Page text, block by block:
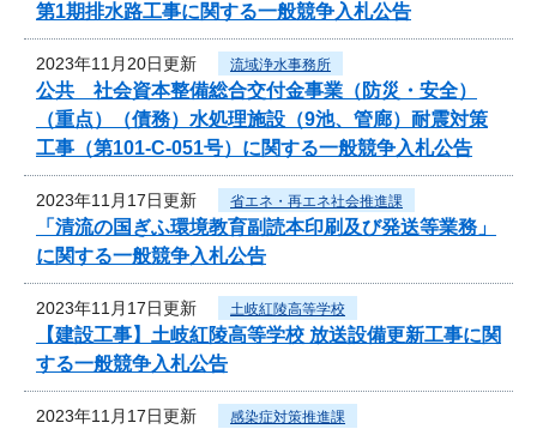
第1期排水路工事に関する一般競争入札公告
2023年11月20日更新 流域浄水事務所
公共 社会資本整備総合交付金事業（防災・安全）
（重点）（債務）水処理施設（9池、管廊）耐震対策
工事（第101-C-051号）に関する一般競争入札公告
2023年11月17日更新 省エネ・再エネ社会推進課
「清流の国ぎふ環境教育副読本印刷及び発送等業務」
に関する一般競争入札公告
2023年11月17日更新 土岐紅陵高等学校
【建設工事】土岐紅陵高等学校 放送設備更新工事に関
する一般競争入札公告
2023年11月17日更新 感染症対策推進課